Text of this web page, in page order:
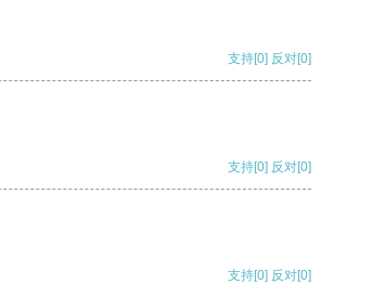
支持[0] 反对[0]
支持[0] 反对[0]
支持[0] 反对[0]